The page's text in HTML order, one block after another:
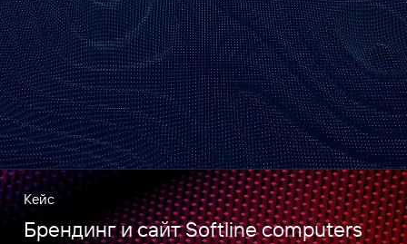
Кейс
Брендинг и сайт Softline computers